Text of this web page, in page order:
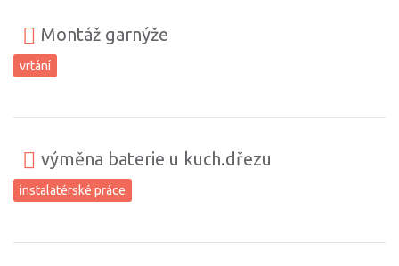
Montáž garnýže
vrtání
výměna baterie u kuch.dřezu
instalatérské práce